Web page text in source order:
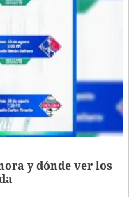
y dónde ver los